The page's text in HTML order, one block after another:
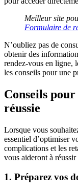
Meilleur site
Formulaire de
N’oubliez pas de
obtenir des
rendez-vous en ligne,
les conseils pour une
Conseils
réussie
Lorsque vous
essentiel d’optimiser
complications et les
vous aideront à
1. Préparez vos